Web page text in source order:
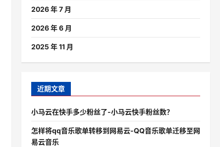
2026 年 7 月
2026 年 6 月
2025 年 11 月
近期文章
小马云在快手多少粉丝了-小马云快手粉丝数？
怎样将qq音乐歌单转移到网易云-QQ音乐歌单迁移至网
易云音乐